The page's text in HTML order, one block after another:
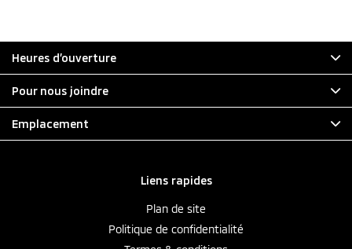
Liens rapides
Plan de site
Politique de confidentialité
Heures d’ouverture
Pour nous joindre
Emplacement